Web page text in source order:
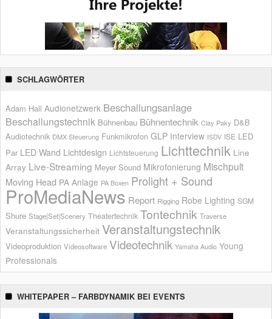
SCHLAGWÖRTER
Adam Hall Audionetzwerk Beschallungsanlage
Beschallungstechnik Bühnenbau Bühnentechnik Clay Paky D&B
Audiotechnik DMX Steuerung Funkmikrofon GLP Interview ISDV ISE LED
Par LED Wand Lichtdesign Lichtsteuerung Lichttechnik Line
Array Live-Streaming Meyer Sound Mikrofonierung Mischpult
Moving Head PA Anlage PA Boxen Prolight + Sound
ProMediaNews Report Rigging Robe Lighting SGM
Shure Stage|Set|Scenery Theatertechnik Tontechnik Traverse
Veranstaltungssicherheit Veranstaltungstechnik
Videoproduktion Videosoftware Videotechnik Yamaha Audio Young
Professionals
WHITEPAPER – FARBDYNAMIK BEI EVENTS